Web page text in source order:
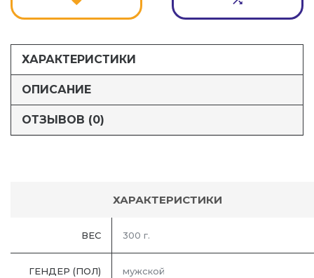
ХАРАКТЕРИСТИКИ
ОПИСАНИЕ
ОТЗЫВОВ (0)
ХАРАКТЕРИСТИКИ
ВЕС 300 г.
ГЕНДЕР (ПОЛ) мужской